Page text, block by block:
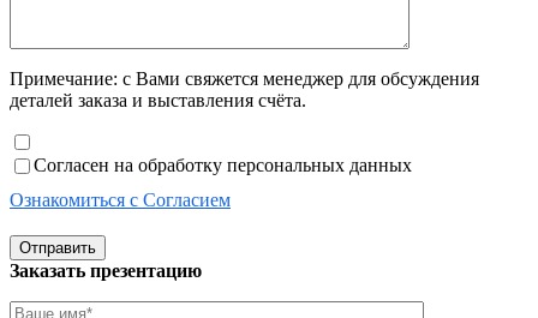
Примечание: с Вами свяжется менеджер для обсуждения
деталей заказа и выставления счёта.
Согласен на обработку персональных данных
Ознакомиться с Согласием
Отправить
Заказать презентацию